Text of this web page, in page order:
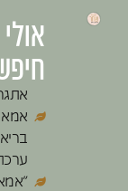
אולי
אמא